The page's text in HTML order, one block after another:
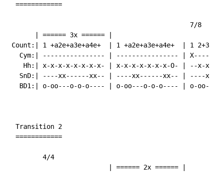
  ============
                                               7/8
| ====== 3x ====== |
Count:| 1 +a2e+a3e+a4e+  | 1 +a2e+a3e+a4e+  | 1
Cym:| ---------------- | ---------------- |
Hh:| x-x-x-x-x-x-x-x- | x-x-x-x-x-x-x-O- | --x-x-
SnD:| ----xx------xx-- | ----xx------xx-- | ----
BD1:| o-oo---o-o-o---- | o-oo---o-o-o---- | o-
  Transition 2
  ============
         4/4
                          | ====== 2x ====== |